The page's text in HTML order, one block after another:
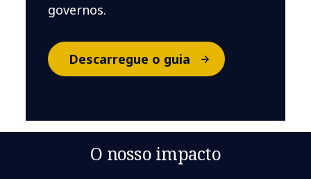
governos.
Descarregue o guia
O nosso impacto